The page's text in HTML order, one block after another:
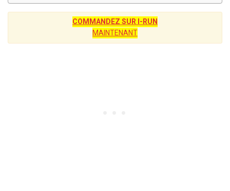
COMMANDEZ SUR I-RUN
MAINTENANT